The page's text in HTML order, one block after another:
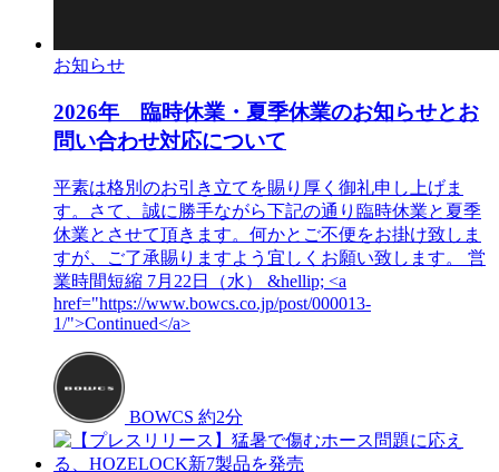
お知らせ
2026年 臨時休業・夏季休業のお知らせとお
問い合わせ対応について
平素は格別のお引き立てを賜り厚く御礼申し上げま
す。さて、誠に勝手ながら下記の通り臨時休業と夏季
休業とさせて頂きます。何かとご不便をお掛け致しま
すが、ご了承賜りますよう宜しくお願い致します。 営
業時間短縮 7月22日（水） &hellip; <a
href="https://www.bowcs.co.jp/post/000013-
1/">Continued</a>
BOWCS 約2分